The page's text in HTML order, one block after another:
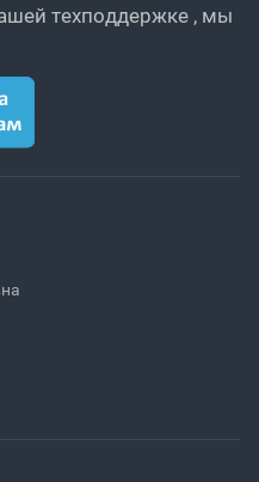
техподдержке , мы